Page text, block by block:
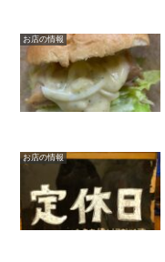
お店の情報
お店の情報